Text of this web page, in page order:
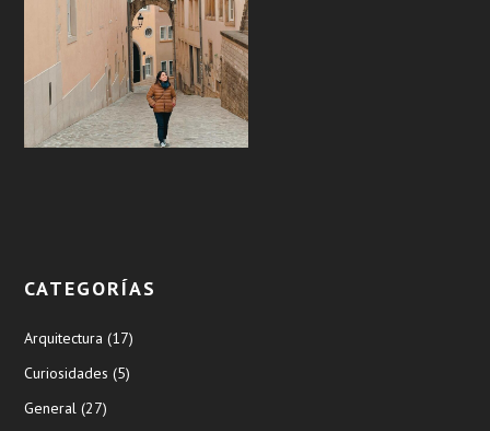
CATEGORÍAS
Arquitectura (17)
Curiosidades (5)
General (27)